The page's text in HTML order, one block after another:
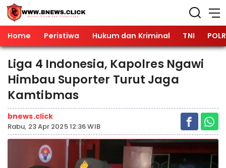
Home Peristiwa Hukum dan Kriminal TNI
Liga 4 Indonesia, Kapolres Ngawi
Himbau Suporter Turut Jaga
Kamtibmas
bnews.click
Rabu, 23 Apr 2025 12:36 WIB